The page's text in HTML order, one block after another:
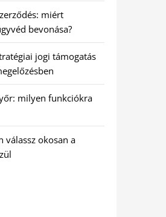
miért
bevonása?
jogi támogatás
milyen funkciókra
válassz okosan a